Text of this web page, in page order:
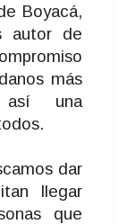
Boyacá,
autor de
más
así una
dar
llegar
que